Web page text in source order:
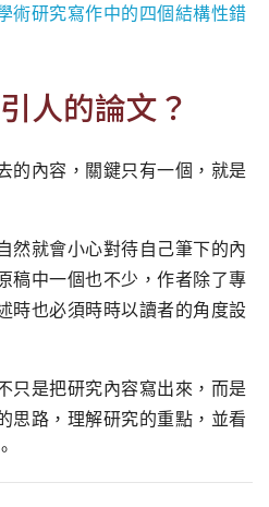
術研究寫作中的四個結構性錯
人的論文？
的內容，關鍵只有一個，就是
然就會小心對待自己筆下的內
稿中一個也不少，作者除了專
時也必須時時以讀者的角度設
只是把研究內容寫出來，而是
思路，理解研究的重點，並看